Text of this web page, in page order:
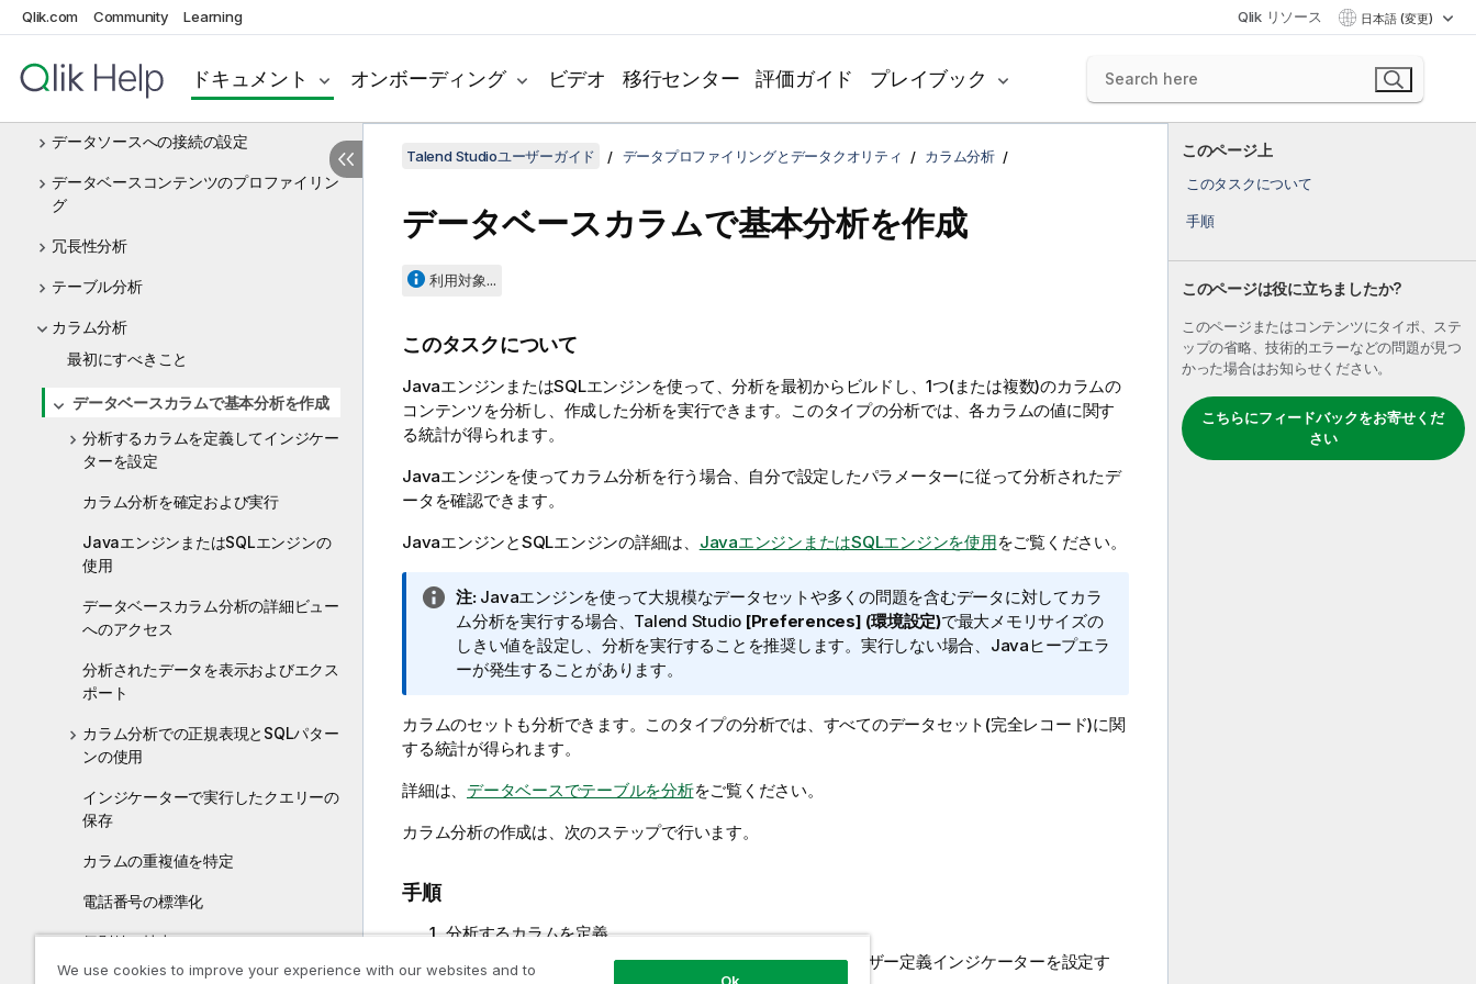
Qlik.com Community Learning Qlik リソース 日本語 (変更)
ドキュメント オンボーディング ビデオ 移行センター 評価ガイド プレイブック
Big Data
データプロファイリングとデータクオリティ
Talend Data Qualityの使用を開始
データソースへの接続の設定
データベースコンテンツのプロファイリン
グ
冗長性分析
テーブル分析
カラム分析
最初にすべきこと
データベースカラムで基本分析を作成
分析するカラムを定義してインジケー
ターを設定
カラム分析を確定および実行
JavaエンジンまたはSQLエンジンの
使用
データベースカラム分析の詳細ビュー
へのアクセス
分析されたデータを表示およびエクス
ポート
カラム分析での正規表現とSQLパター
ンの使用
インジケーターで実行したクエリーの
保存
カラムの重複値を特定
電話番号の標準化
個別値の抽出
このページ上
このタスクについて
手順
このページは役に立ちましたか?
このページまたはコンテンツにタイポ、ステ
ップの省略、技術的エラーなどの問題が見つ
かった場合はお知らせください。
こちらにフィードバックをお寄せくだ
さい
Talend Studioユーザーガイド データプロファイリングとデータクオリティ カラム分析
データベースカラムで基本分析を作成
利用対象...
このタスクについて
JavaエンジンまたはSQLエンジンを使って、分析を最初からビルドし、1つ(または複数)のカラムの
コンテンツを分析し、作成した分析を実行できます。このタイプの分析では、各カラムの値に関す
る統計が得られます。
Javaエンジンを使ってカラム分析を行う場合、自分で設定したパラメーターに従って分析されたデ
ータを確認できます。
JavaエンジンとSQLエンジンの詳細は、 JavaエンジンまたはSQLエンジンを使用をご覧ください。
情
報
メ
モ
注:Javaエンジンを使って大規模なデータセットや多くの問題を含むデータに対してカラ
ム分析を実行する場合、 Talend Studio [Preferences] (環境設定)で最大メモリサイズの
しきい値を設定し、分析を実行することを推奨します。実行しない場合、Javaヒープエラ
ーが発生することがあります。
カラムのセットも分析できます。このタイプの分析では、すべてのデータセット(完全レコード)に関
する統計が得られます。
詳細は、 データベースでテーブルを分析をご覧ください。
カラム分析の作成は、次のステップで行います。
手順
分析するカラムを定義。
カラムで事前定義済みシステムインジケーターまたはユーザー定義インジケーターを設定す
We use cookies to improve your experience with our websites and to